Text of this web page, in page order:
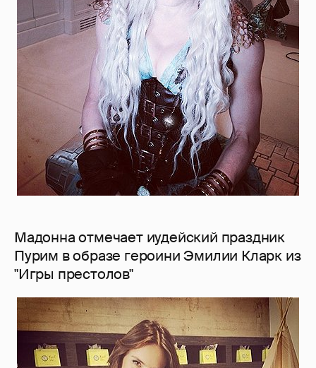
Мадонна отмечает иудейский праздник
Пурим в образе героини Эмилии Кларк из
"Игры престолов"